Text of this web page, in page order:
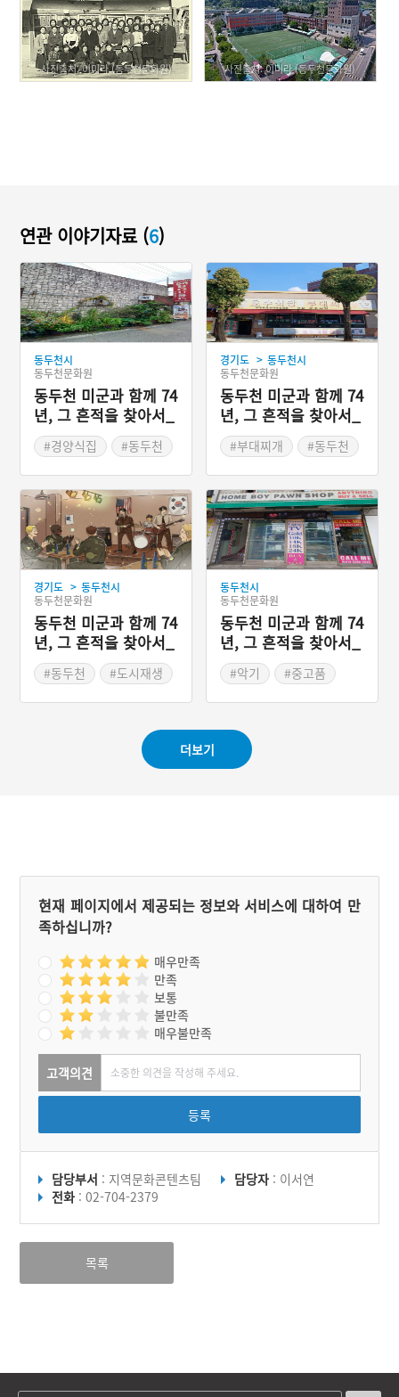
사진출처: 이미라 (동두천문화원) 사진출처: 이미라 (동두천문화원)
연관 이야기자료 (6)
동두천시
동두천문화원
동두천 미군과 함께 74
년, 그 흔적을 찾아서_
56하우스
#경양식집
#동두천
#56하우스
#양식당
경기도 > 동두천시
동두천문화원
동두천 미군과 함께 74
년, 그 흔적을 찾아서_
부대찌개
#부대찌개
#동두천
경기도 > 동두천시
동두천문화원
동두천 미군과 함께 74
년, 그 흔적을 찾아서_
락 페스티벌
#동두천
#도시재생
동두천시
동두천문화원
동두천 미군과 함께 74
년, 그 흔적을 찾아서_
파운샵
#악기
#중고품
#스쿨반지
더보기
현재 페이지에서 제공되는 정보와 서비스에 대하여 만
족하십니까?
매우만족
만족
보통
불만족
매우불만족
고객의견
등록
담당부서 : 지역문화콘텐츠팀 담당자 : 이서연
전화 : 02-704-2379
목록